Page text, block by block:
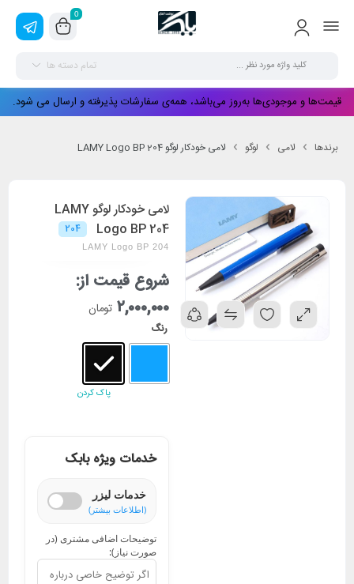
0
تمام دسته ها
قیمت‌ها و موجودی‌ها به‌روز می‌باشد، همه‌ی سفارشات پذیرفته و ارسال می شود.
برندها لامی لوگو لامی خودکار لوگو LAMY Logo BP 204
لامی خودکار لوگو LAMY
Logo BP 204
204
LAMY Logo BP 204
شروع قیمت از:
۲,۰۰۰,۰۰۰ تومان
رنگ
پاک کردن
خدمات ویژه بابک
خدمات لیزر
(اطلاعات بیشتر)
توضیحات اضافی مشتری (در
صورت نیاز):